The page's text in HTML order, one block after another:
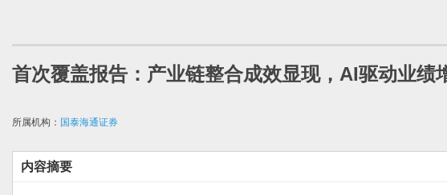
首次覆盖报告：产业链整合成效显现，AI驱动业绩
所属机构： 国泰海通证券
内容摘要